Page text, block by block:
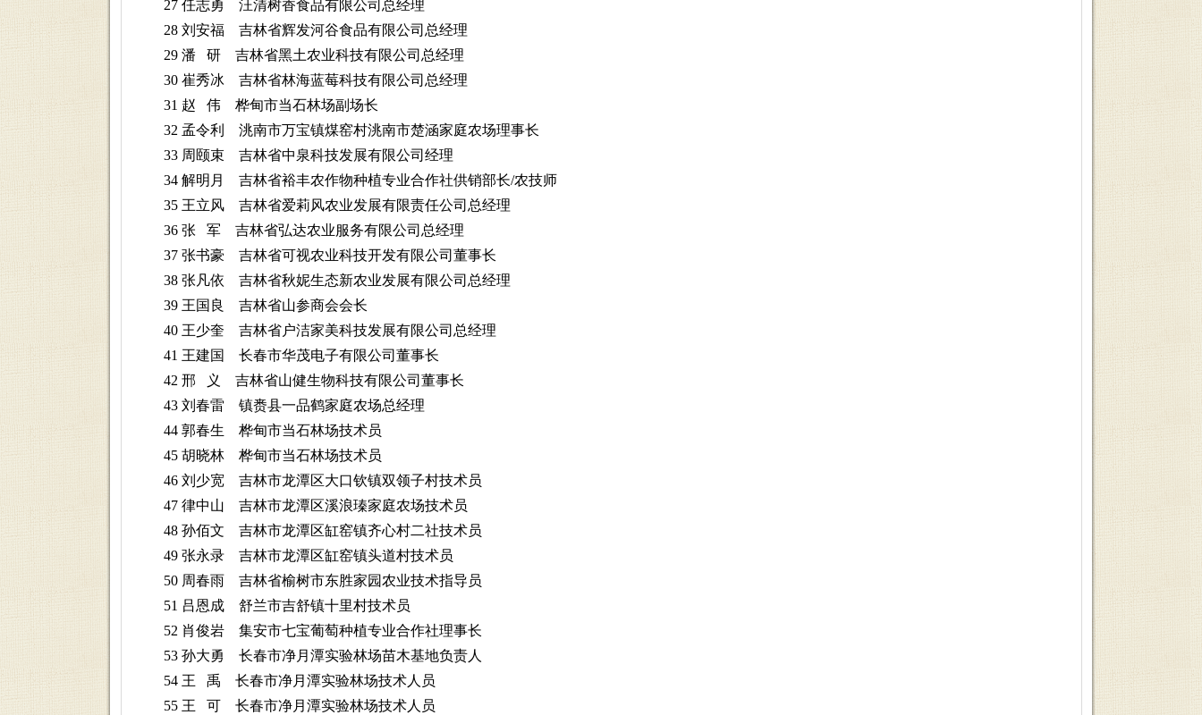
27 任志勇 汪清树香食品有限公司总经理
28 刘安福 吉林省辉发河谷食品有限公司总经理
29 潘 研 吉林省黑土农业科技有限公司总经理
30 崔秀冰 吉林省林海蓝莓科技有限公司总经理
31 赵 伟 桦甸市当石林场副场长
32 孟令利 洮南市万宝镇煤窑村洮南市楚涵家庭农场理事长
33 周颐束 吉林省中泉科技发展有限公司经理
34 解明月 吉林省裕丰农作物种植专业合作社供销部长/农技师
35 王立风 吉林省爱莉风农业发展有限责任公司总经理
36 张 军 吉林省弘达农业服务有限公司总经理
37 张书豪 吉林省可视农业科技开发有限公司董事长
38 张凡依 吉林省秋妮生态新农业发展有限公司总经理
39 王国良 吉林省山参商会会长
40 王少奎 吉林省户洁家美科技发展有限公司总经理
41 王建国 长春市华茂电子有限公司董事长
42 邢 义 吉林省山健生物科技有限公司董事长
43 刘春雷 镇赉县一品鹤家庭农场总经理
44 郭春生 桦甸市当石林场技术员
45 胡晓林 桦甸市当石林场技术员
46 刘少宽 吉林市龙潭区大口钦镇双领子村技术员
47 律中山 吉林市龙潭区溪浪瑧家庭农场技术员
48 孙佰文 吉林市龙潭区缸窑镇齐心村二社技术员
49 张永录 吉林市龙潭区缸窑镇头道村技术员
50 周春雨 吉林省榆树市东胜家园农业技术指导员
51 吕恩成 舒兰市吉舒镇十里村技术员
52 肖俊岩 集安市七宝葡萄种植专业合作社理事长
53 孙大勇 长春市净月潭实验林场苗木基地负责人
54 王 禹 长春市净月潭实验林场技术人员
55 王 可 长春市净月潭实验林场技术人员